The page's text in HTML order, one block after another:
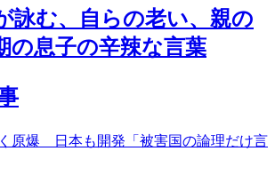
詠む、自らの老い、親の
の息子の辛辣な言葉
原爆 日本も開発「被害国の論理だけ言